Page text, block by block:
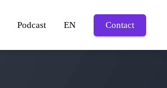
Podcast EN Contact